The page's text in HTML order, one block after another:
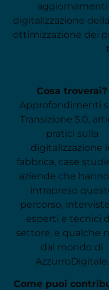
digitalizzazione
ottimizzazione dei
Cosa troverai?
Approfondimenti
Transizione 5.0,
pratici sulla
digitalizzazione
fabbrica, case
aziende che
intrapreso
percorso,
esperti e tecnici
settore, e qualche
dal mondo di
AzzurroDigitale.
Come puoi